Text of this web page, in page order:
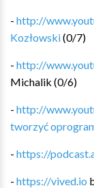
- http://
Kozłowski(0/7)
- http://
Michalik (0/6)
- http://
tworzyć
- https://
- https://vived.io